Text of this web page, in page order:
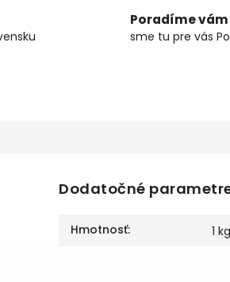
Poradíme vám
sme tu pre vás Po
Dodatočné
Hmotnosť: 1 kg